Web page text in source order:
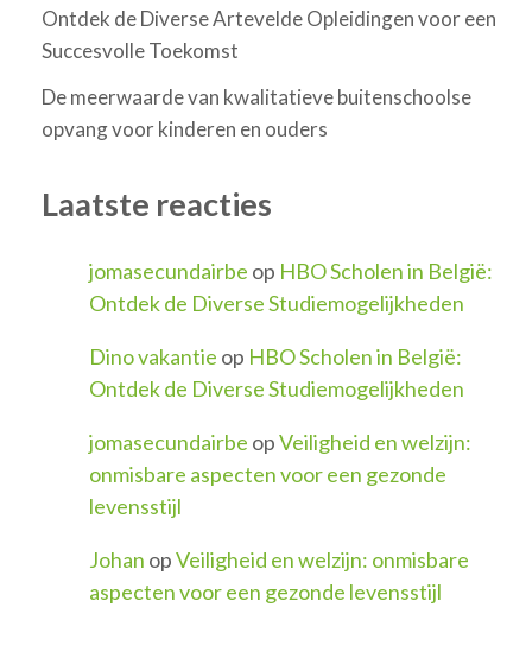
Ontdek de Diverse Artevelde Opleidingen voor een
Succesvolle Toekomst
De meerwaarde van kwalitatieve buitenschoolse
opvang voor kinderen en ouders
Laatste reacties
jomasecundairbe op HBO Scholen in België:
Ontdek de Diverse Studiemogelijkheden
Dino vakantie op HBO Scholen in België:
Ontdek de Diverse Studiemogelijkheden
jomasecundairbe opVeiligheid en welzijn:
onmisbare aspecten voor een gezonde
levensstijl
Johan opVeiligheid en welzijn: onmisbare
aspecten voor een gezonde levensstijl